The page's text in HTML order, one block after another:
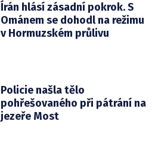
Írán hlásí zásadní pokrok. S
Ománem se dohodl na režimu
v Hormuzském průlivu
Policie našla tělo
pohřešovaného při pátrání na
jezeře Most